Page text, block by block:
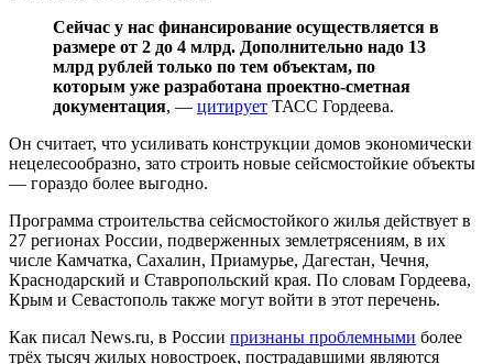
Сейчас у нас финансирование осуществляется в
размере от 2 до 4 млрд. ​Дополнительно надо 13
млрд рублей только по тем объектам, по
которым уже разработана проектно-сметная
документация, — цитирует ТАСС Гордеева.
Он считает, что усиливать конструкции домов экономически
нецелесообразно, зато строить новые сейсмостойкие объекты
— гораздо более выгодно.
Программа строительства сейсмостойкого жилья действует в
27 регионах России, подверженных землетрясениям, в их
числе Камчатка, Сахалин, Приамурье, Дагестан, Чечня,
Краснодарский и Ставропольский края. По словам Гордеева,
Крым и Севастополь также могут войти в этот перечень.
Как писал News.ru, в России признаны проблемными более
трёх тысяч жилых новостроек, пострадавшими являются